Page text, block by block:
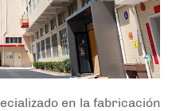
en la fabricación